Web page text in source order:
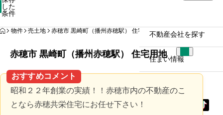
不動産会社を探す
住まい情報
した
条件
HOME
物件 売土地 赤穂市 黒崎町（播州赤穂駅） 住宅用地
赤穂市 黒崎町（播州赤穂駅） 住宅用地
おすすめコメント
昭和２２年創業の実績！！赤穂市内の不動産のこ
となら赤穂共栄住宅にお任せ下さい！